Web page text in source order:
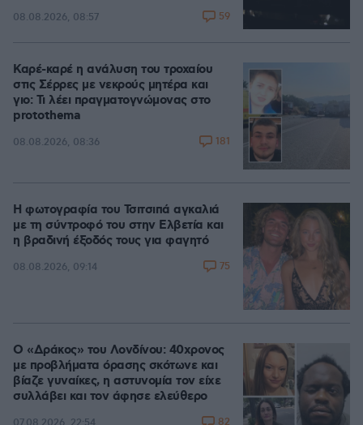
08.08.2026, 08:57 59
Καρέ-καρέ η ανάλυση του τροχαίου
στις Σέρρες με νεκρούς μητέρα και
γιο: Τι λέει πραγματογνώμονας στο
protothema
08.08.2026, 08:36 181
Η φωτογραφία του Τσιτσιπά αγκαλιά
με τη σύντροφό του στην Ελβετία και
η βραδινή έξοδός τους για φαγητό
08.08.2026, 09:14 75
Ο «Δράκος» του Λονδίνου: 40χρονος
με προβλήματα όρασης σκότωνε και
βίαζε γυναίκες, η αστυνομία τον είχε
συλλάβει και τον άφησε ελεύθερο
07.08.2026, 22:54 82